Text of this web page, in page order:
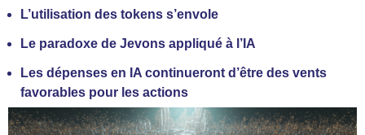
L’utilisation des tokens s’envole
Le paradoxe de Jevons appliqué à l’IA
Les dépenses en IA continueront d’être des vents
favorables pour les actions